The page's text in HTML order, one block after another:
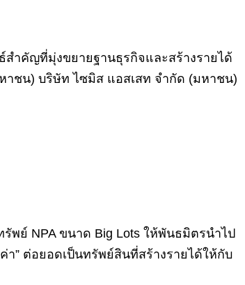
สำคัญที่มุ่งขยายฐานธุรกิจและสร้างรายได้
ชน) บริษัท ไซมิส แอสเสท จำกัด (มหาชน)
พย์ NPA ขนาด Big Lots ให้พันธมิตรนำไป
” ต่อยอดเป็นทรัพย์สินที่สร้างรายได้ให้กับ